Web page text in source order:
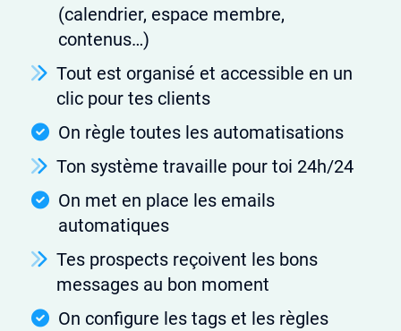
(calendrier, espace membre,
contenus…)
Tout est organisé et accessible en un
clic pour tes clients
On règle toutes les automatisations
Ton système travaille pour toi 24h/24
On met en place les emails
automatiques
Tes prospects reçoivent les bons
messages au bon moment
On configure les tags et les règles